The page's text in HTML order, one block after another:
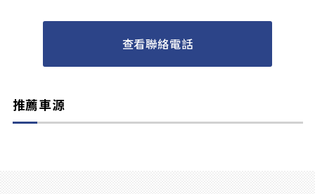
查看聯絡電話
推薦車源